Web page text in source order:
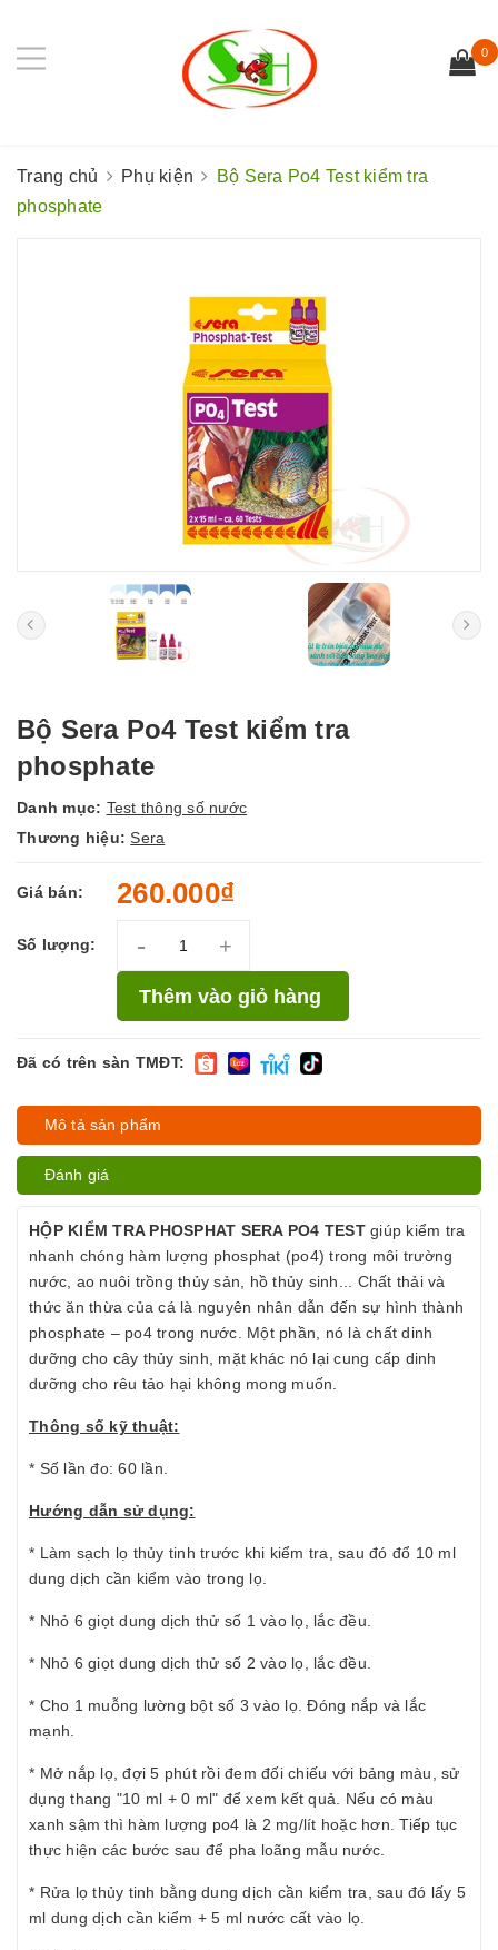
0
Trang chủ Phụ kiện
Bộ Sera Po4 Test kiểm tra
phosphate
Bộ Sera Po4 Test kiểm tra
phosphate
Danh mục: Test thông số nước
Thương hiệu:Sera
Giá bán: 260.000₫
Số lượng: - +
Thêm vào giỏ hàng
Đã có trên sàn TMĐT:
Mô tả sản phẩm
Đánh giá
HỘP KIỂM TRA PHOSPHAT SERA PO4 TESTgiúp kiểm tra
nhanh chóng hàm lượng phosphat (po4) trong môi trường
nước, ao nuôi trồng thủy sản, hồ thủy sinh... Chất thải và
thức ăn thừa của cá là nguyên nhân dẫn đến sự hình thành
phosphate – po4 trong nước. Một phần, nó là chất dinh
dưỡng cho cây thủy sinh, mặt khác nó lại cung cấp dinh
dưỡng cho rêu tảo hại không mong muốn.
Thông số kỹ thuật:
* Số lần đo: 60 lần.
Hướng dẫn sử dụng:
* Làm sạch lọ thủy tinh trước khi kiểm tra, sau đó đổ 10 ml
dung dịch cần kiểm vào trong lọ.
* Nhỏ 6 giọt dung dịch thử số 1 vào lọ, lắc đều.
* Nhỏ 6 giọt dung dịch thử số 2 vào lọ, lắc đều.
* Cho 1 muỗng lường bột số 3 vào lọ. Đóng nắp và lắc
mạnh.
* Mở nắp lọ, đợi 5 phút rồi đem đối chiếu với bảng màu, sử
dụng thang "10 ml + 0 ml" để xem kết quả. Nếu có màu
xanh sậm thì hàm lượng po4 là 2 mg/lít hoặc hơn. Tiếp tục
thực hiện các bước sau để pha loãng mẫu nước.
* Rửa lọ thủy tinh bằng dung dịch cần kiểm tra, sau đó lấy 5
ml dung dịch cần kiểm + 5 ml nước cất vào lọ.